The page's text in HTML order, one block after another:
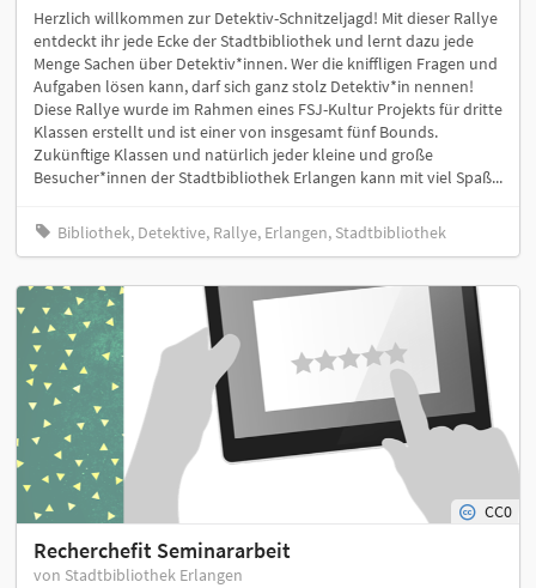
Herzlich willkommen zur Detektiv-Schnitzeljagd! Mit dieser Rallye
entdeckt ihr jede Ecke der Stadtbibliothek und lernt dazu jede
Menge Sachen über Detektiv*innen. Wer die kniffligen Fragen und
Aufgaben lösen kann, darf sich ganz stolz Detektiv*in nennen!
Diese Rallye wurde im Rahmen eines FSJ-Kultur Projekts für dritte
Klassen erstellt und ist einer von insgesamt fünf Bounds.
Zukünftige Klassen und natürlich jeder kleine und große
Besucher*innen der Stadtbibliothek Erlangen kann mit viel Spaß...
Bibliothek, Detektive, Rallye, Erlangen, Stadtbibliothek
CC0
Recherchefit Seminararbeit
von Stadtbibliothek Erlangen